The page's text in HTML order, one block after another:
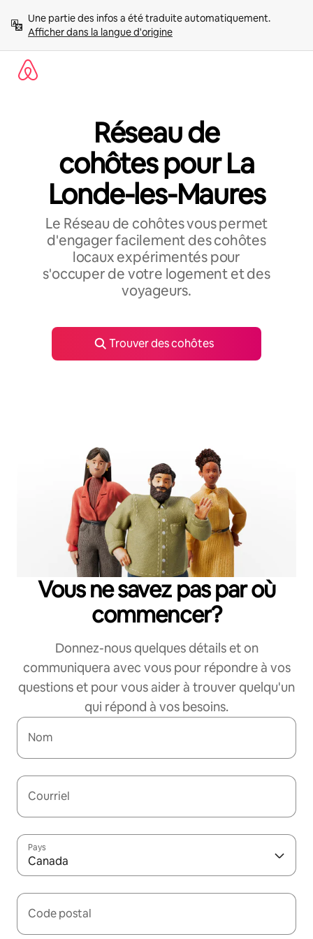
directement
contenu
Afficher dans la langue d'origine
Réseau de
cohôtes pour La
Londe-les-Maures
Le Réseau de cohôtes vous permet
d'engager facilement des cohôtes
locaux expérimentés pour
s'occuper de votre logement et des
voyageurs.
Trouver des cohôtes
Vous ne savez pas par où
commencer?
Donnez-nous quelques détails et on
communiquera avec vous pour répondre à vos
questions et pour vous aider à trouver quelqu'un
qui répond à vos besoins.
Nom
Courriel
Pays
Canada
Code postal